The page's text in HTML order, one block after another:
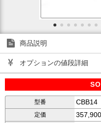
商品説明
オプションの値段詳細
型番 CBB14
定価